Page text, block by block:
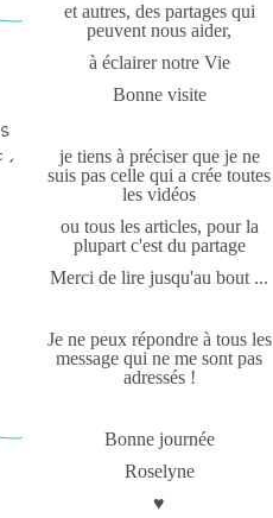
et autres, des partages qui
peuvent nous aider,
à éclairer notre Vie
Bonne visite
je tiens à préciser que je ne
suis pas celle qui a crée toutes
les vidéos
ou tous les articles, pour la
plupart c'est du partage
Merci de lire jusqu'au bout ...
Je ne peux répondre à tous les
message qui ne me sont pas
adressés !
Bonne journée
Roselyne
♥
,